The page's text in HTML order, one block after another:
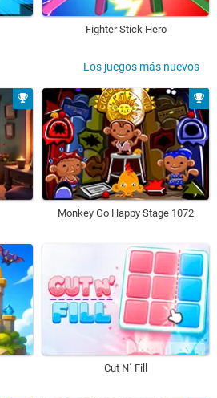
Fighter Stick Hero
Los juegos más nuevos
Monkey Go Happy Stage 1072
Cut N´ Fill